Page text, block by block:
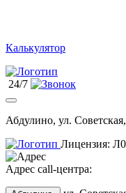
Калькулятор
24/7
Абдулино, ул.
Лицензия:
Адрес call-центра: